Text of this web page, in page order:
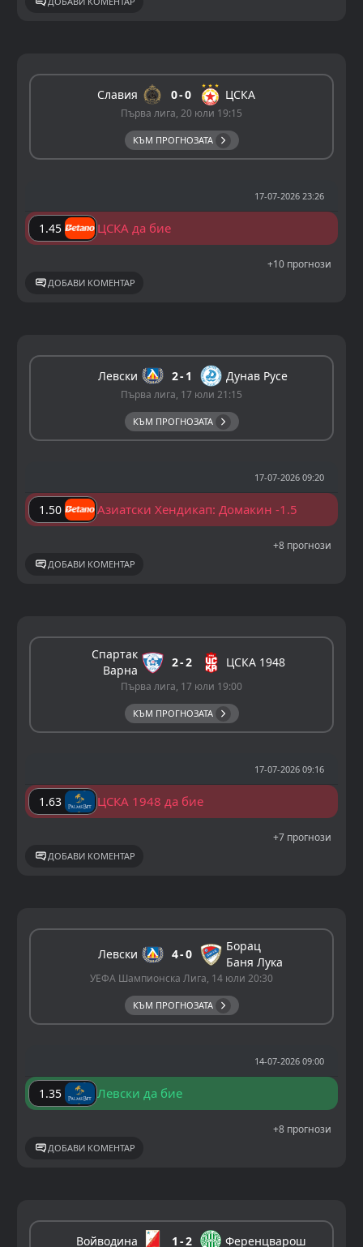
Славия 0 0 ЦСКА
Първа лига, 20 юли 19:15
КЪМ ПРОГНОЗАТА
17-07-2026 23:26
1.45 ЦСКА да бие
+10 прогнози
ДОБАВИ КОМЕНТАР
Левски 2 1 Дунав Русе
Първа лига, 17 юли 21:15
КЪМ ПРОГНОЗАТА
17-07-2026 09:20
1.50 Азиатски Хендикап: Домакин -1.5
+8 прогнози
ДОБАВИ КОМЕНТАР
Спартак
Варна
2 2 ЦСКА 1948
Първа лига, 17 юли 19:00
КЪМ ПРОГНОЗАТА
17-07-2026 09:16
1.63 ЦСКА 1948 да бие
+7 прогнози
ДОБАВИ КОМЕНТАР
Левски 4 0
Борац
Баня Лука
УЕФА Шампионска Лига, 14 юли 20:30
КЪМ ПРОГНОЗАТА
14-07-2026 09:00
1.35 Левски да бие
+8 прогнози
ДОБАВИ КОМЕНТАР
Войводина 1 2 Ференцварош